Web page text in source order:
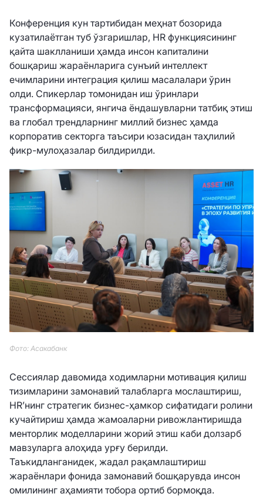
Конференция кун тартибидан меҳнат бозорида
кузатилаётган туб ўзгаришлар, HR функциясининг
қайта шаклланиши ҳамда инсон капиталини
бошқариш жараёнларига сунъий интеллект
ечимларини интеграция қилиш масалалари ўрин
олди. Спикерлар томонидан иш ўринлари
трансформацияси, янгича ёндашувларни татбиқ этиш
ва глобал трендларнинг миллий бизнес ҳамда
корпоратив секторга таъсири юзасидан таҳлилий
фикр-мулоҳазалар билдирилди.
Фото: Асакабанк
Сессиялар давомида ходимларни мотивация қилиш
тизимларини замонавий талабларга мослаштириш,
HR’нинг стратегик бизнес-ҳамкор сифатидаги ролини
кучайтириш ҳамда жамоаларни ривожлантиришда
менторлик моделларини жорий этиш каби долзарб
мавзуларга алоҳида урғу берилди.
Таъкидланганидек, жадал рақамлаштириш
жараёнлари фонида замонавий бошқарувда инсон
омилининг аҳамияти тобора ортиб бормоқда.